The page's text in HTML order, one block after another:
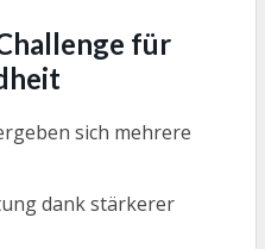
für
sich mehrere
dank stärkerer